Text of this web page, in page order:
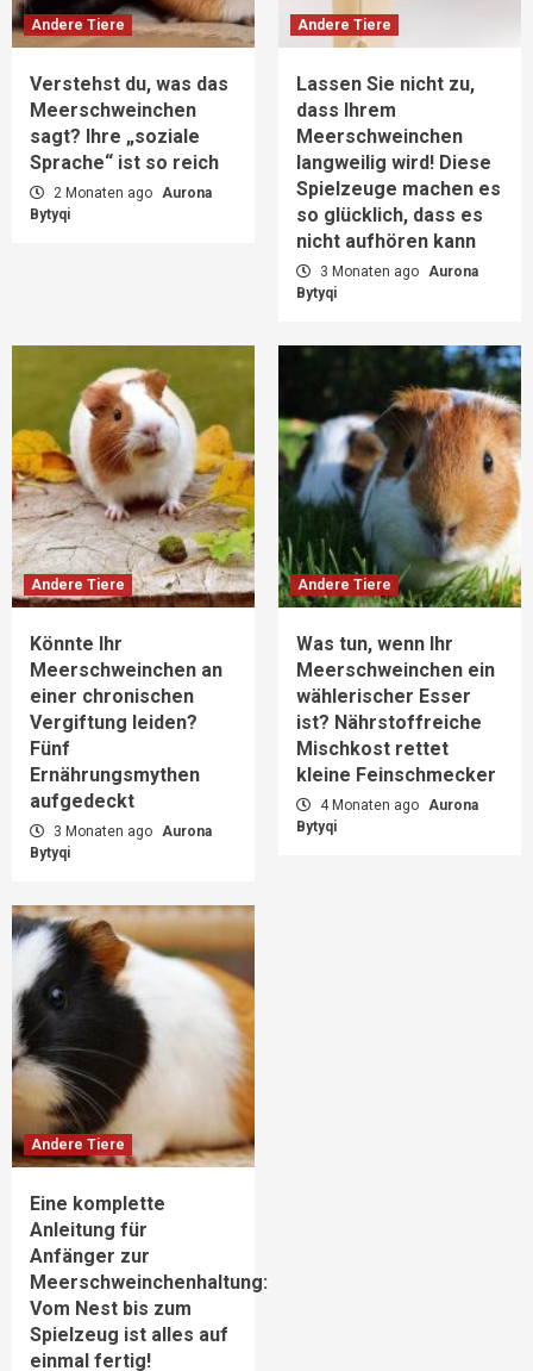
Andere Tiere
Verstehst du, was das
Meerschweinchen
sagt? Ihre „soziale
Sprache“ ist so reich
2 Monaten ago Aurona
Bytyqi
Andere Tiere
Lassen Sie nicht zu,
dass Ihrem
Meerschweinchen
langweilig wird! Diese
Spielzeuge machen es
so glücklich, dass es
nicht aufhören kann
3 Monaten ago Aurona
Bytyqi
Andere Tiere
Könnte Ihr
Meerschweinchen an
einer chronischen
Vergiftung leiden?
Fünf
Ernährungsmythen
aufgedeckt
3 Monaten ago Aurona
Bytyqi
Andere Tiere
Was tun, wenn Ihr
Meerschweinchen ein
wählerischer Esser
ist? Nährstoffreiche
Mischkost rettet
kleine Feinschmecker
4 Monaten ago Aurona
Bytyqi
Andere Tiere
Eine komplette
Anleitung für
Anfänger zur
Meerschweinchenhaltung:
Vom Nest bis zum
Spielzeug ist alles auf
einmal fertig!